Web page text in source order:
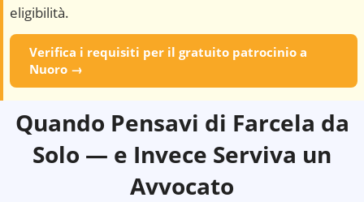
eligibilità.
Verifica i requisiti per il gratuito patrocinio a
Nuoro →
Quando Pensavi di Farcela da
Solo — e Invece Serviva un
Avvocato